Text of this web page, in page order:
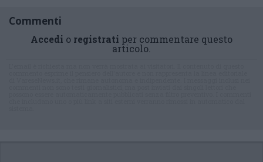
Commenti
Accedi o registrati per commentare questo
articolo.